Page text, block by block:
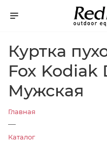
Куртка
Fox Kodiak
Мужская
Главная
—
Каталог